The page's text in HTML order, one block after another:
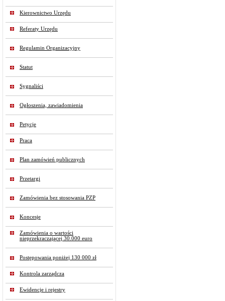
Kierownictwo Urzędu
Referaty Urzędu
Regulamin Organizacyjny
Statut
Sygnaliści
Ogłoszenia, zawiadomienia
Petycje
Praca
Plan zamówień publicznych
Przetargi
Zamówienia bez stosowania PZP
Koncesje
Zamówienia o wartości
nieprzekraczającej 30.000 euro
Postępowania poniżej 130 000 zł
Kontrola zarządcza
Ewidencje i rejestry